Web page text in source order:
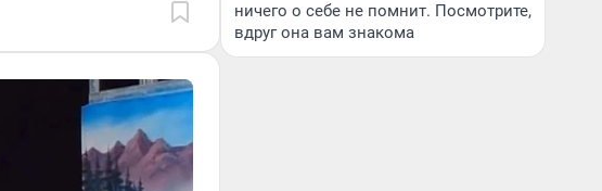
ничего о себе не помнит. Посмотрите,
вдруг она вам знакома